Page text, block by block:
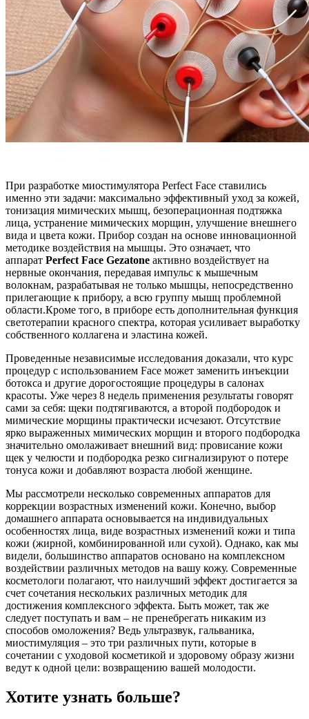
При разработке миостимулятора Perfect Face ставились
именно эти задачи: максимально эффективный уход за кожей,
тонизация мимических мышц, безоперационная подтяжка
лица, устранение мимических морщин, улучшение внешнего
вида и цвета кожи. Прибор создан на основе инновационной
методике воздействия на мышцы. Это означает, что
аппарат Perfect Face Gezatone активно воздействует на
нервные окончания, передавая импульс к мышечным
волокнам, разрабатывая не только мышцы, непосредственно
прилегающие к прибору, а всю группу мышц проблемной
области.Кроме того, в приборе есть дополнительная функция
светотерапии красного спектра, которая усиливает выработку
собственного коллагена и эластина кожей.
Проведенные независимые исследования доказали, что курс
процедур с использованием Face может заменить инъекции
ботокса и другие дорогостоящие процедуры в салонах
красоты. Уже через 8 недель применения результаты говорят
сами за себя: щеки подтягиваются, а второй подбородок и
мимические морщины практически исчезают. Отсутствие
ярко выраженных мимических морщин и второго подбородка
значительно омолаживает внешний вид: провисание кожи
щек у челюсти и подбородка резко сигнализируют о потере
тонуса кожи и добавляют возраста любой женщине.
Мы рассмотрели несколько современных аппаратов для
коррекции возрастных изменений кожи. Конечно, выбор
домашнего аппарата основывается на индивидуальных
особенностях лица, виде возрастных изменений кожи и типа
кожи (жирной, комбинированной или сухой). Однако, как мы
видели, большинство аппаратов основано на комплексном
воздействии различных методов на вашу кожу. Современные
косметологи полагают, что наилучший эффект достигается за
счет сочетания нескольких различных методик для
достижения комплексного эффекта. Быть может, так же
следует поступать и вам – не пренебрегать никаким из
способов омоложения? Ведь ультразвук, гальваника,
миостимуляция – это три различных пути, которые в
сочетании с уходовой косметикой и здоровому образу жизни
ведут к одной цели: возвращению вашей молодости.
Хотите узнать больше?